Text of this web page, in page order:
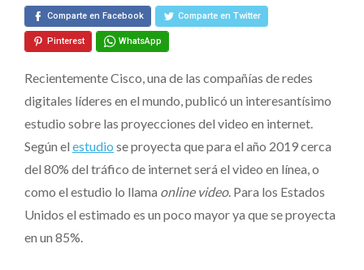
el
Internet
Comparte en Facebook Comparte en Twitter
Pinterest WhatsApp
Recientemente Cisco, una de las compañías de redes
digitales líderes en el mundo, publicó un interesantísimo
estudio sobre las proyecciones del video en internet.
Según el estudio se proyecta que para el año 2019 cerca
del 80% del tráfico de internet será el video en línea, o
como el estudio lo llama online video. Para los Estados
Unidos el estimado es un poco mayor ya que se proyecta
en un 85%.